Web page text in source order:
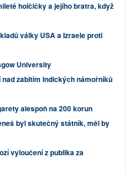
holčičky a jejího bratra, když
války USA a Izraele proti
University
zabitím indických námořníků
alespoň na 200 korun
byl skutečný státník, měl by
vyloučení z publika za